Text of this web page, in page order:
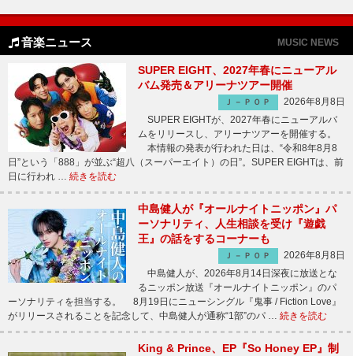
音楽ニュース MUSIC NEWS
SUPER EIGHT、2027年春にニューアル
バム発売＆アリーナツアー開催
Ｊ－ＰＯＰ
2026年8月8日
SUPER EIGHTが、2027年春にニューアルバ
ムをリリースし、アリーナツアーを開催する。
本情報の発表が行われた日は、“令和8年8月8
日”という「888」が並ぶ“超八（スーパーエイト）の日”。SUPER EIGHTは、前
日に行われ … 続きを読む
中島健人が『オールナイトニッポン』パ
ーソナリティ、人生相談を受け『遊戯
王』の話をするコーナーも
Ｊ－ＰＯＰ
2026年8月8日
中島健人が、2026年8月14日深夜に放送とな
るニッポン放送『オールナイトニッポン』のパ
ーソナリティを担当する。 8月19日にニューシングル『鬼事 / Fiction Love』
がリリースされることを記念して、中島健人が通称“1部”のパ … 続きを読む
King & Prince、EP『So Honey EP』制